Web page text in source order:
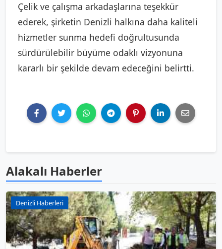
Çelik ve çalışma arkadaşlarına teşekkür
ederek, şirketin Denizli halkına daha kaliteli
hizmetler sunma hedefi doğrultusunda
sürdürülebilir büyüme odaklı vizyonuna
kararlı bir şekilde devam edeceğini belirtti.
Alakalı Haberler
Denizli Haberleri